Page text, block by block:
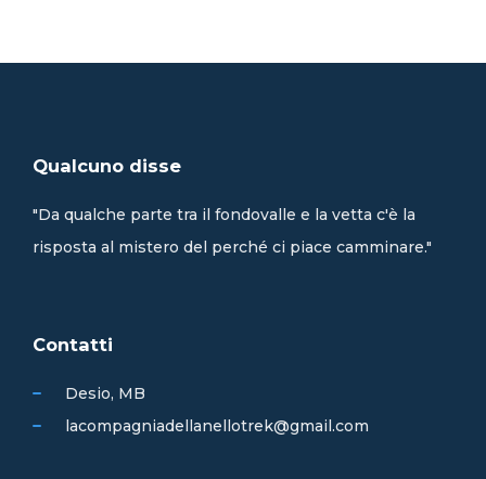
Qualcuno disse
"Da qualche parte tra il fondovalle e la vetta c'è la
risposta al mistero del perché ci piace camminare."
Contatti
Desio, MB
lacompagniadellanellotrek@gmail.com